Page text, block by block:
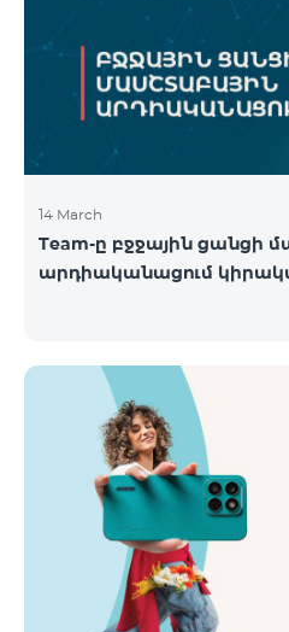
14 March
Team-ը բջջային ցանցի
արդիականացում